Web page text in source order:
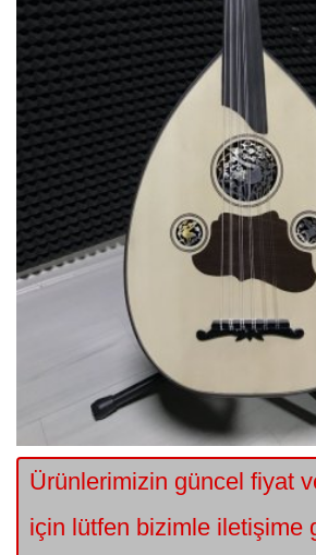
Ürünlerimizin güncel fiyat
için lütfen bizimle iletişime